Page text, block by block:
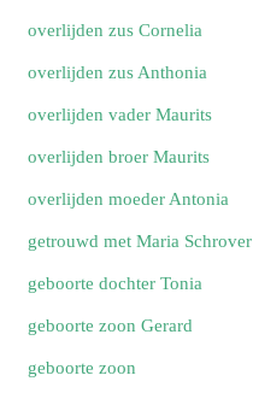
overlijden zus Cornelia
overlijden zus Anthonia
overlijden vader Maurits
overlijden broer Maurits
overlijden moeder Antonia
getrouwd met Maria Schrover
geboorte dochter Tonia
geboorte zoon Gerard
geboorte zoon